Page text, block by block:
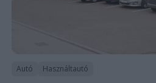
Autó Használtautó